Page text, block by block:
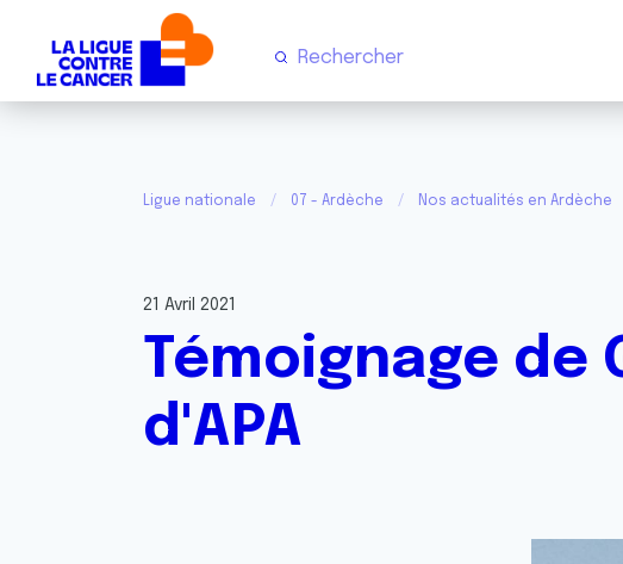
Ligue nationale 07 - Ardèche Nos actualités en Ardèche
21 Avril 2021
Témoignage de
d'APA